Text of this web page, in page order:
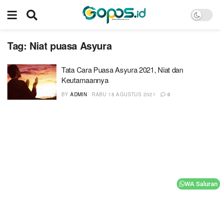
Tag: Niat puasa Asyura
Tata Cara Puasa Asyura 2021, Niat dan
Keutamaannya
BY ADMIN RABU 18 AGUSTUS 2021 0
WA Saluran